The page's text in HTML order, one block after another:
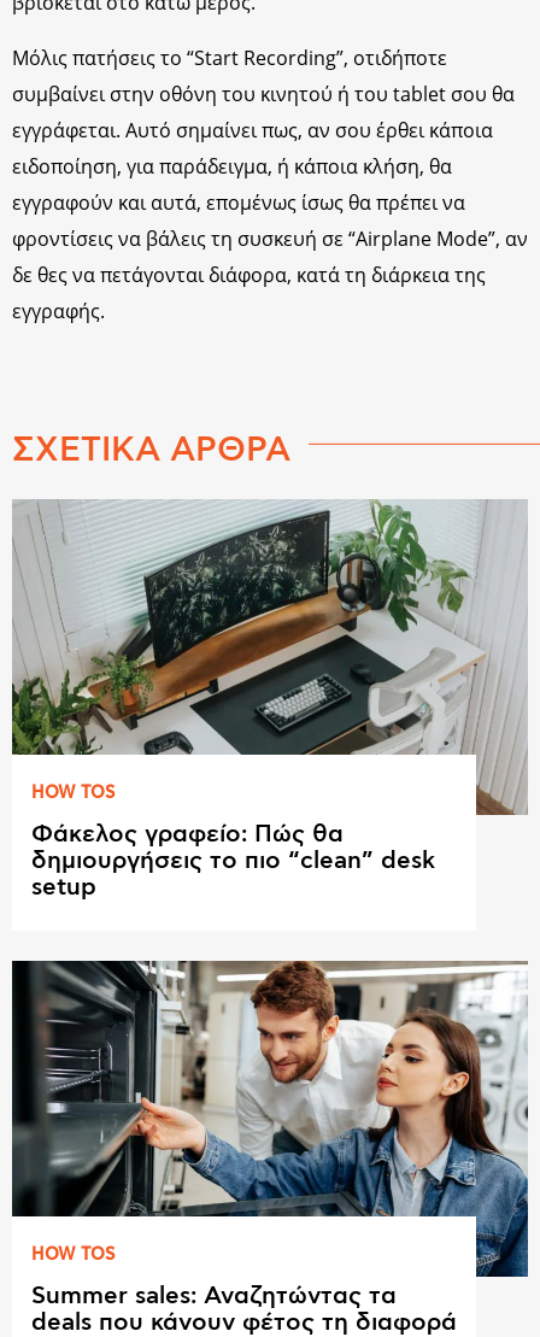
Μόλις πατήσεις το “Start Recording”, οτιδήποτε
συμβαίνει στην οθόνη του κινητού ή του tablet σου θα
εγγράφεται. Αυτό σημαίνει πως, αν σου έρθει κάποια
ειδοποίηση, για παράδειγμα, ή κάποια κλήση, θα
εγγραφούν και αυτά, επομένως ίσως θα πρέπει να
φροντίσεις να βάλεις τη συσκευή σε “Airplane Mode”, αν
δε θες να πετάγονται διάφορα, κατά τη διάρκεια της
εγγραφής.
ΣΧΕΤΙΚΑ ΑΡΘΡΑ
HOW TOS
Φάκελος γραφείο: Πώς θα
δημιουργήσεις το πιο “clean” desk
setup
HOW TOS
Summer sales: Αναζητώντας τα
deals που κάνουν φέτος τη διαφορά